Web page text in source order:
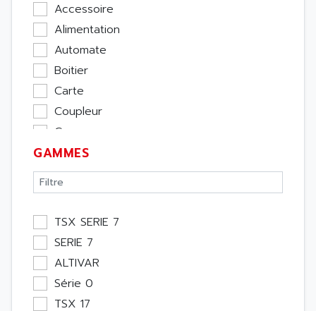
Accessoire
Alimentation
Automate
Boitier
Carte
Coupleur
Cpu
Ecran
Entrée / Sortie
Memoire
Module Métier
Moteur
Pupitre Opérateur
Rack
Etude
GAMMES
TSX SERIE 7
SERIE 7
ALTIVAR
Série 0
TSX 17